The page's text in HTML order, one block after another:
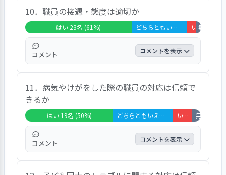
と接する機会があまりない。またコロナ対応
で、玄関引き渡しのため職員と関わることが
少ない」「先生によると思います」「過去の
話をたくさん聞くので、少し不安はありま
す」と、記されていた。
が２１％だった。設問項目には、「園内を確
認する機会が無いため不明」「感染症は多
く、風邪で登園できないことも多い。どこま
でできているかわからない」「コロナ対応で
は、細やかに消毒や清掃されていると感じ
た」と、記されていた。
10．職員の接遇・態度は適切か
はい 23名 (61%) どちらともいえない 12名 (32%) いいえ 2名 (5%)
無回答・
コメント コメントを表示
「はい」が６１％、「どちらとも言えない」
が３２％、「いいえ」が５％、「非該当」が
３％だった。設問項目には、「人によりです
が、気分で対応される時もあり、基本は園の
都合に合わせることが多い」「言葉遣いはし
っかりしていますが、言い方が強かったり、
子どもの名前を大声で何度も呼ぶ姿に少し不
安になります」と、記されていた。
11．病気やけがをした際の職員の対応は信頼で
きるか
はい 19名 (50%) どちらともいえない 13名 (34%) いいえ 4名 (11%)
コメント コメントを表示
「はい」が５０％、「どちらとも言えない」